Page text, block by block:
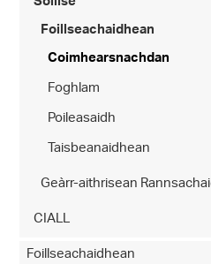
Foillseachaidhean
Coimhearsnachdan
Foghlam
Poileasaidh
Taisbeanaidhean
Geàrr-aithrisean
CIALL
Foillseachaidhean